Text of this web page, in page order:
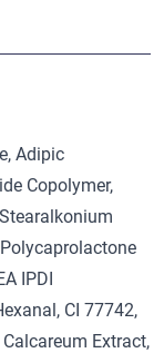
Adipic
Copolymer,
IPDI
CI 77742,
Extract,